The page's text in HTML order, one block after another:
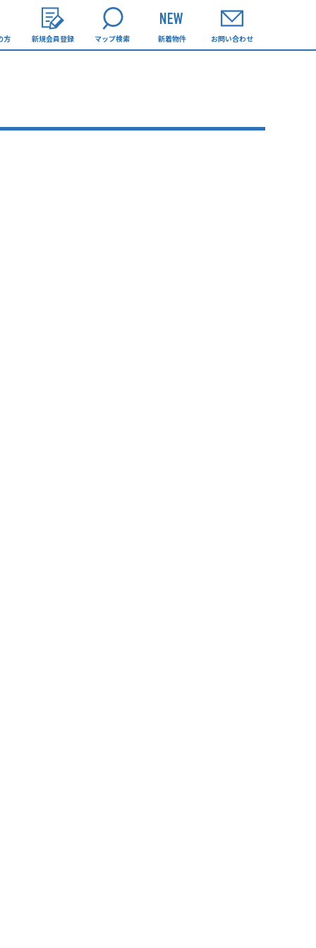
方 新規会員登録 マップ検索 新着物件 お問い合わせ